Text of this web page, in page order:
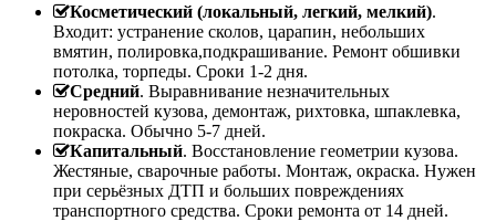
Косметический (локальный, легкий, мелкий).
Входит: устранение сколов, царапин, небольших
вмятин, полировка,подкрашивание. Ремонт обшивки
потолка, торпеды. Сроки 1-2 дня.
Средний. Выравнивание незначительных
неровностей кузова, демонтаж, рихтовка, шпаклевка,
покраска. Обычно 5-7 дней.
Капитальный. Восстановление геометрии кузова.
Жестяные, сварочные работы. Монтаж, окраска. Нужен
при серьёзных ДТП и больших повреждениях
транспортного средства. Сроки ремонта от 14 дней.